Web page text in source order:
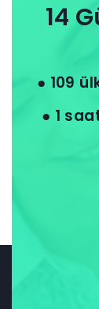
14
● 109
● 1